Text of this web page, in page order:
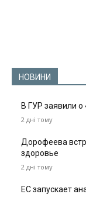
НОВИНИ
В ГУР заявили
2 дні тому
Дорофеева
здоровье
2 дні тому
ЕС запускает